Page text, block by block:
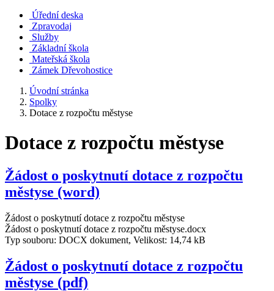
Úřední deska
Zpravodaj
Služby
Základní škola
Mateřská škola
Zámek Dřevohostice
Úvodní stránka
Spolky
Dotace z rozpočtu městyse
Dotace z rozpočtu městyse
Žádost o poskytnutí dotace z rozpočtu
městyse (word)
Žádost o poskytnutí dotace z rozpočtu městyse
Žádost o poskytnutí dotace z rozpočtu městyse.docx
Typ souboru: DOCX dokument, Velikost: 14,74 kB
Žádost o poskytnutí dotace z rozpočtu
městyse (pdf)